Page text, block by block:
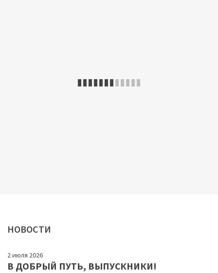
НОВОСТИ
2 июля 2026
В ДОБРЫЙ ПУТЬ, ВЫПУСКНИКИ!